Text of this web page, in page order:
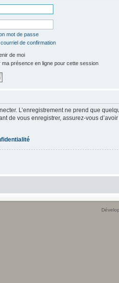
mot de passe
de confirmation
de moi
ma présence en ligne pour cette session
L’enregistrement ne prend que
de vous enregistrer, assurez-vous